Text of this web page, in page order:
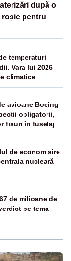
după o
roșie pentru
temperaturi
Vara lui 2026
climatice
avioane Boeing
obligatorii,
fisuri în fuselaj
de economisire
nucleară
de milioane de
pe tema